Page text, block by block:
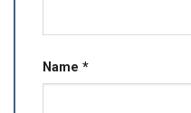
Name *